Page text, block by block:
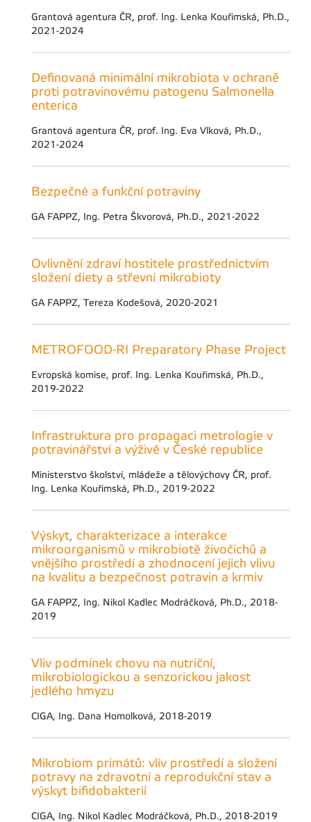
Grantová agentura ČR, prof. Ing. Lenka Kouřimská, Ph.D.,
2021-2024
Definovaná minimální mikrobiota v ochraně
proti potravinovému patogenu Salmonella
enterica
Grantová agentura ČR, prof. Ing. Eva Vlková, Ph.D.,
2021-2024
Bezpečné a funkční potraviny
GA FAPPZ, Ing. Petra Škvorová, Ph.D., 2021-2022
Ovlivnění zdraví hostitele prostřednictvím
složení diety a střevní mikrobioty
GA FAPPZ, Tereza Kodešová, 2020-2021
METROFOOD-RI Preparatory Phase Project
Evropská komise, prof. Ing. Lenka Kouřimská, Ph.D.,
2019-2022
Infrastruktura pro propagaci metrologie v
potravinářství a výživě v České republice
Ministerstvo školství, mládeže a tělovýchovy ČR, prof.
Ing. Lenka Kouřimská, Ph.D., 2019-2022
Výskyt, charakterizace a interakce
mikroorganismů v mikrobiotě živočichů a
vnějšího prostředí a zhodnocení jejich vlivu
na kvalitu a bezpečnost potravin a krmiv
GA FAPPZ, Ing. Nikol Kadlec Modráčková, Ph.D., 2018-
2019
Vliv podmínek chovu na nutriční,
mikrobiologickou a senzorickou jakost
jedlého hmyzu
CIGA, Ing. Dana Homolková, 2018-2019
Mikrobiom primátů: vliv prostředí a složení
potravy na zdravotní a reprodukční stav a
výskyt bifidobakterií
CIGA, Ing. Nikol Kadlec Modráčková, Ph.D., 2018-2019